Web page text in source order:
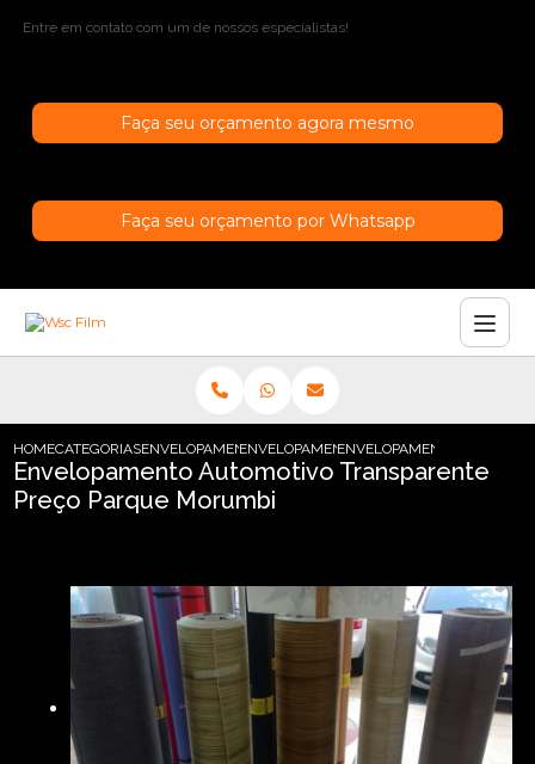
Entre em contato com um de nossos especialistas!
Faça seu orçamento agora mesmo
Faça seu orçamento por Whatsapp
HOMECATEGORIASENVELOPAMENTO AUTOMOTIVO
ENVELOPAMENTO AUTOMOTIVO PRETO
ENVELOPAMENTO
Envelopamento Automotivo Transparente
Preço Parque Morumbi